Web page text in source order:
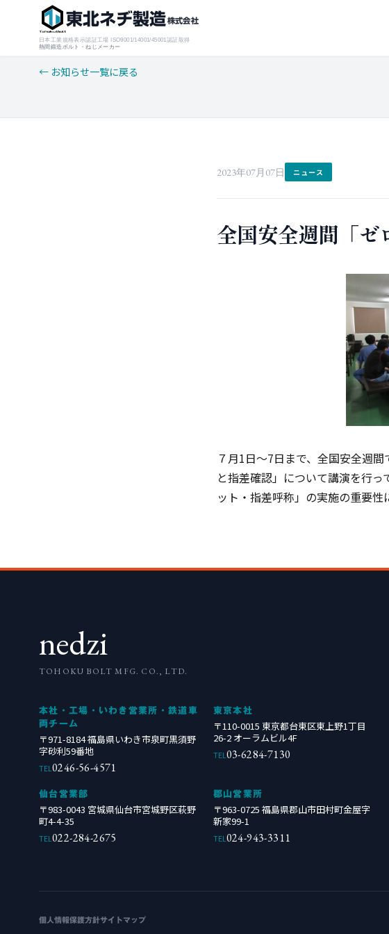
東北ネヂ製造株式会社
日本工業規格表示認証工場 ISO9001/14001/45001認証取得
熱間鍛造ボルト・ねじメーカー
← お知らせ一覧に戻る
2023年07月07日 ニュース
全国安全週間「ゼ
７月1日～7日まで、全国安全週
と指差確認」について講演を行
ット・指差呼称」の実施の重要性
nedzi
TOHOKU BOLT MFG. CO., LTD.
本社・工場・いわき営業所・鉄道車
両チーム
〒971-8184 福島県いわき市泉町黒須野
字砂利59番地
TEL 0246-56-4571
東京本社
〒110-0015 東京都台東区東上野1丁目
26-2 オーラムビル4F
TEL 03-6284-7130
仙台営業部
〒983-0043 宮城県仙台市宮城野区萩野
町4-4-35
TEL 022-284-2675
郡山営業所
〒963-0725 福島県郡山市田村町金屋字
新家99-1
TEL 024-943-3311
個人情報保護方針サイトマップ